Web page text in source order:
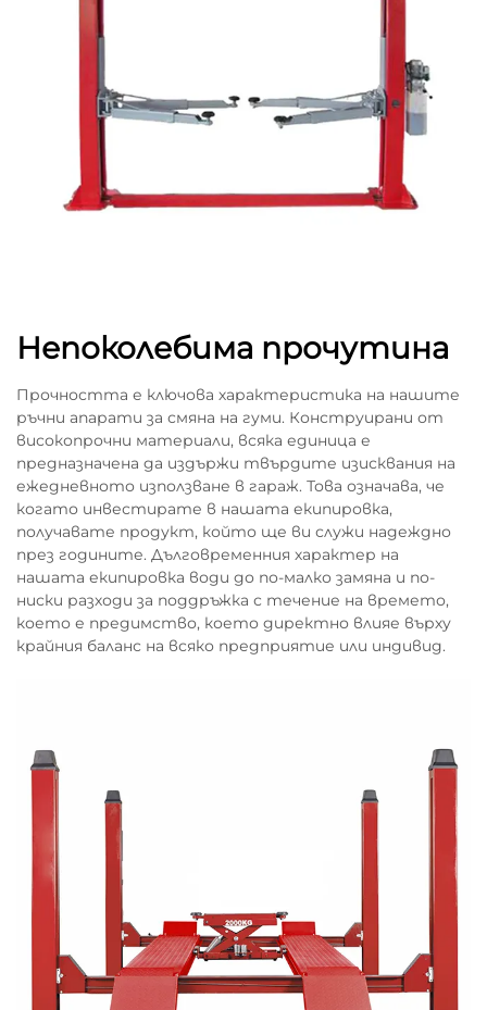
Непоколебима прочутина
Прочността е ключова характеристика на нашите
ръчни апарати за смяна на гуми. Конструирани от
високопрочни материали, всяка единица е
предназначена да издържи твърдите изисквания на
ежедневното използване в гараж. Това означава, че
когато инвестирате в нашата екипировка,
получавате продукт, който ще ви служи надеждно
през годините. Дълговременния характер на
нашата екипировка води до по-малко замяна и по-
ниски разходи за поддръжка с течение на времето,
което е предимство, което директно влияе върху
крайния баланс на всяко предприятие или индивид.